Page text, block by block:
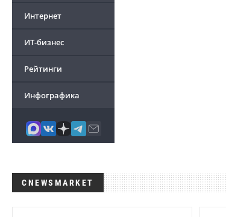
Интернет
ИТ-бизнес
Рейтинги
Инфографика
CNEWSMARKET